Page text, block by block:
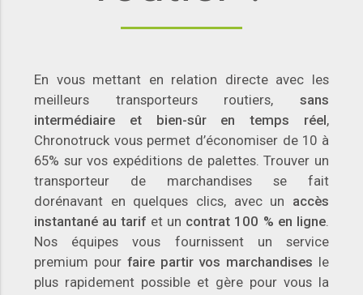
En vous mettant en relation directe avec les
meilleurs transporteurs routiers,sans
intermédiaire et bien-sûr en temps réel,
Chronotruck vous permet d’économiser de 10 à
65% sur vos expéditions de palettes. Trouver un
transporteur de marchandises se fait
dorénavant en quelques clics, avec un accès
instantané au tarif et un contrat 100 % en ligne.
Nos équipes vous fournissent un service
premium pour faire partir vos marchandises le
plus rapidement possible et gère pour vous la